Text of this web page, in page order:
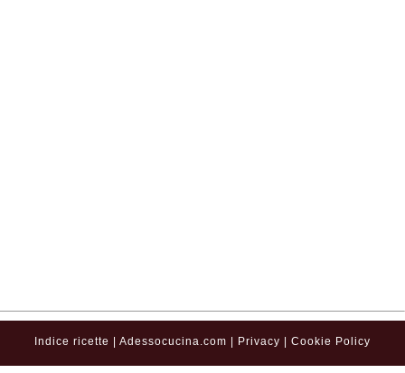
Indice ricette Adessocucina.com Privacy Cookie Policy